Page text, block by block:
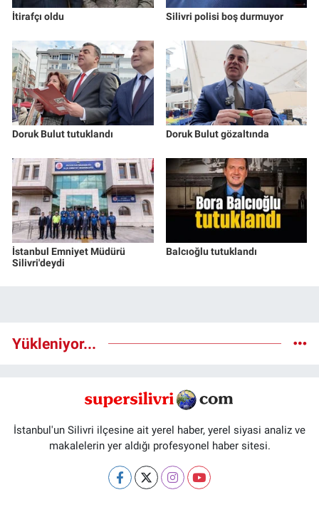
İtirafçı oldu Silivri polisi boş durmuyor
Doruk Bulut tutuklandı Doruk Bulut gözaltında
İstanbul Emniyet Müdürü
Silivri'deydi
Balcıoğlu tutuklandı
Yükleniyor...
İstanbul'un Silivri ilçesine ait yerel haber, yerel siyasi analiz ve
makalelerin yer aldığı profesyonel haber sitesi.